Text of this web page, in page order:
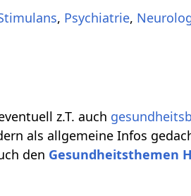
, Psychiatrie,
z.T. auch
als allgemeine Infos
den Gesundheitsthemen